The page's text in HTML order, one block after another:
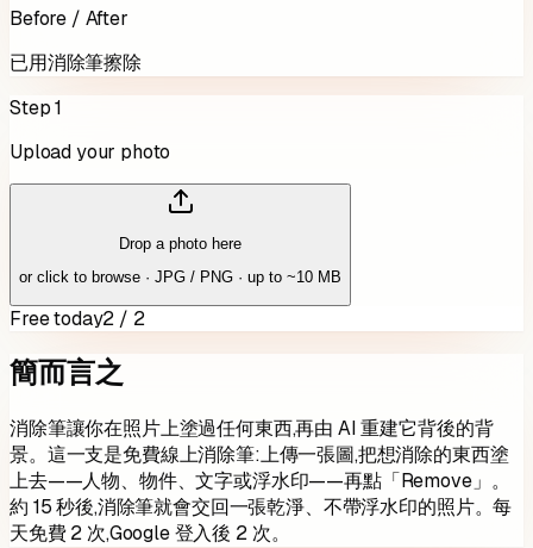
Before / After
已用消除筆擦除
Step 1
Upload your photo
Drop a photo here
or click to browse · JPG / PNG · up to ~10 MB
Free today2 / 2
簡而言之
消除筆讓你在照片上塗過任何東西,再由 AI 重建它背後的背
景。這一支是免費線上消除筆:上傳一張圖,把想消除的東西塗
上去——人物、物件、文字或浮水印——再點「Remove」。
約 15 秒後,消除筆就會交回一張乾淨、不帶浮水印的照片。每
天免費2次,Google 登入後 2次。